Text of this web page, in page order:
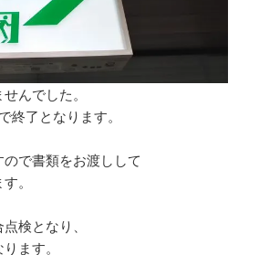
んでした。
終了となります。
で書類をお渡しして
。
検となり、
ます。